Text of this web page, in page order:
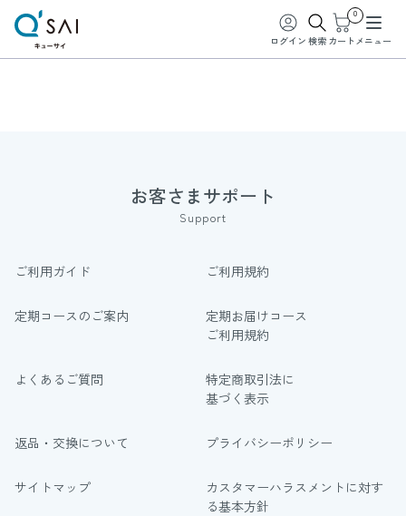
ログイン 検索
0
カート メニュー
お客さまサポート
Support
ご利用ガイド ご利用規約
定期コースのご案内
定期お届けコース
ご利用規約
よくあるご質問
特定商取引法に
基づく表示
返品・交換について プライバシーポリシー
サイトマップ
カスタマーハラスメントに対す
る基本方針